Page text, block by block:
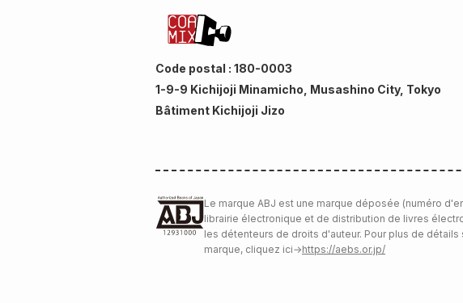
Code postal : 180-0003
1-9-9 Kichijoji Minamicho, Musashino City, Tokyo
Bâtiment Kichijoji Jizo
Le marque ABJ est une marque déposée (numéro
librairie électronique et de distribution de livres
les détenteurs de droits d'auteur. Pour plus de
marque, cliquez ici→https://aebs.or.jp/